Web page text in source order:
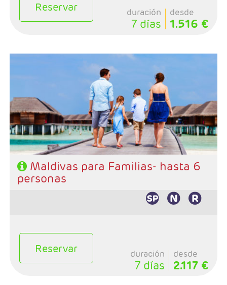
Reservar duración
7 días
desde
1.516 €
- Duración: Número de noches elegido
- Ruta: Maldivas, 5 noches o más
- Categoría hotelera: A elección del cliente
- Régimen: A elección del cliente
Maldivas para Familias- hasta 6
personas
Reservar duración
7 días
desde
2.117 €